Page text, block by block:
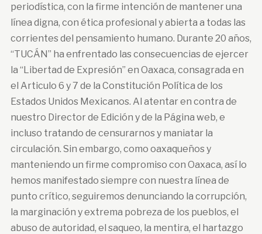
periodística, con la firme intención de mantener una
línea digna, con ética profesional y abierta a todas las
corrientes del pensamiento humano. Durante 20 años,
“TUCÁN” ha enfrentado las consecuencias de ejercer
la “Libertad de Expresión” en Oaxaca, consagrada en
el Articulo 6 y 7 de la Constitución Política de los
Estados Unidos Mexicanos. Al atentar en contra de
nuestro Director de Edición y de la Página web, e
incluso tratando de censurarnos y maniatar la
circulación. Sin embargo, como oaxaqueños y
manteniendo un firme compromiso con Oaxaca, así lo
hemos manifestado siempre con nuestra línea de
punto crítico, seguiremos denunciando la corrupción,
la marginación y extrema pobreza de los pueblos, el
abuso de autoridad, el saqueo, la mentira, el hartazgo